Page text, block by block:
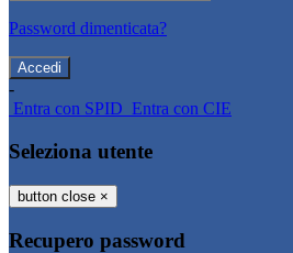
Password dimenticata?
-
Entra con SPID Entra con CIE
Seleziona utente
button close ×
Recupero password